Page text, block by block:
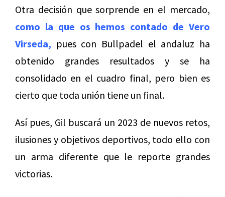
Otra decisión que sorprende en el mercado,
como la que os hemos contado de Vero
Virseda, pues con Bullpadel el andaluz ha
obtenido grandes resultados y se ha
consolidado en el cuadro final, pero bien es
cierto que toda unión tiene un final.
Así pues, Gil buscará un 2023 de nuevos retos,
ilusiones y objetivos deportivos, todo ello con
un arma diferente que le reporte grandes
victorias.